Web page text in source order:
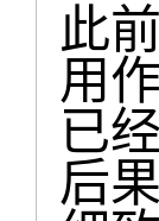
此
用
已
后